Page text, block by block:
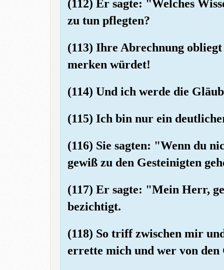
(112) Er sagte: "Welches
zu tun pflegten?
(113) Ihre Abrechnung
merken würdet!
(114) Und ich werde die
(115) Ich bin nur ein
(116) Sie sagten: "Wenn du
gewiß zu den Gesteinigten
(117) Er sagte: "Mein Herr,
bezichtigt.
(118) So triff zwischen mir
errette mich und wer von